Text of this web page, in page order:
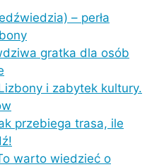
– perła
gratka dla osób
i zabytek kultury.
przebiega trasa, ile
warto wiedzieć o